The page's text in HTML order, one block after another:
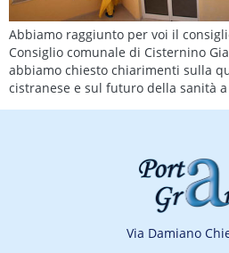
Abbiamo raggiunto per voi il
Consiglio comunale di Cisternino
abbiamo chiesto chiarimenti sulla
cistranese e sul futuro della sanità
Via Damiano